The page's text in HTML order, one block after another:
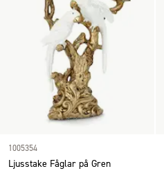
1005354
Ljusstake Fåglar på Gren